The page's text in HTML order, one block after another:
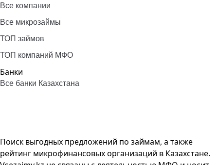
Все компании
Все микрозаймы
ТОП займов
ТОП компаний МФО
Банки
Все банки Казахстана
Поиск выгодных предложений по займам, а также
рейтинг микрофинансовых организаций в Казахстане.